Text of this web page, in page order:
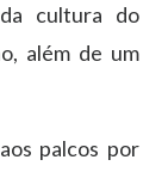
cultura do
além de um
palcos por